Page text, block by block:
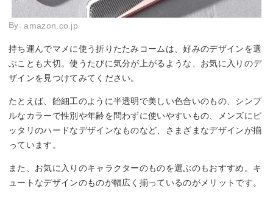
By:amazon.co.jp
持ち運んでマメに使う折りたたみコームは、好みのデザインを選
ぶことも大切。使うたびに気分が上がるような、お気に入りのデ
ザインを見つけてみてください。
たとえば、飴細工のように半透明で美しい色合いのもの、シンプ
ルなカラーで性別や年齢を問わずに使いやすいもの、メンズにピ
ッタリのハードなデザインなものなど、さまざまなデザインが揃
っています。
また、お気に入りのキャラクターのものを選ぶのもおすすめ。キ
ュートなデザインのものが幅広く揃っているのがメリットです。